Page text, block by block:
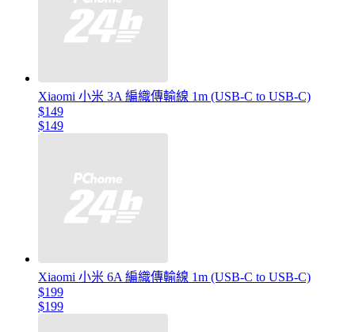
Xiaomi 小米 3A 編織傳輸線 1m (USB-C to USB-C)
$149
$149
Xiaomi 小米 6A 編織傳輸線 1m (USB-C to USB-C)
$199
$199